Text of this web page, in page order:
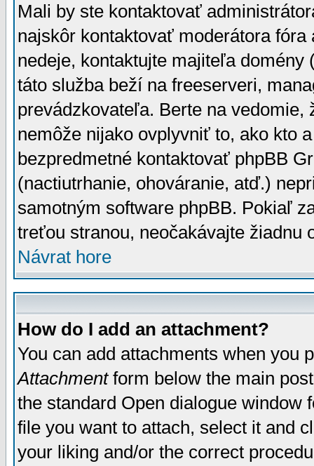
Mali by ste kontaktovať
najskôr kontaktovať moderátora
nedeje, kontaktujte majiteľa
táto služba beží na freeserveri,
prevádzkovateľa. Berte na vedomie,
nemôže nijako ovplyvniť to, ako kto
bezpredmetné kontaktovať phpBB
(nactiutrhanie, ohováranie, atď.)
samotným software phpBB. Pokiaľ
treťou stranou, neočakávajte žiadnu
Návrat hore
How do I add an attachment?
You can add attachments when you
Attachmentform below the main
the standard Open dialogue window
file you want to attach, select it and
your liking and/or the correct